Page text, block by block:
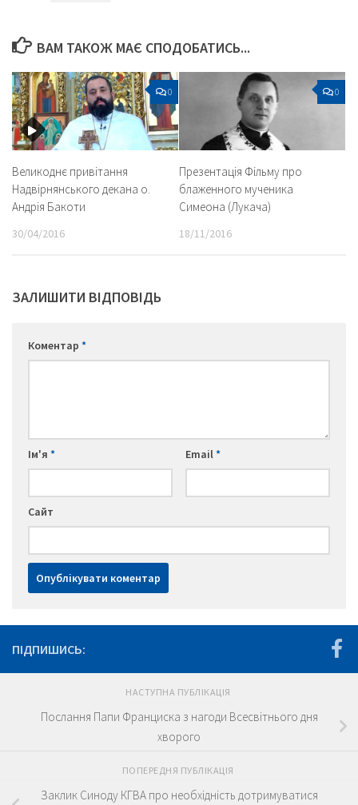
ВАМ ТАКОЖ МАЄ СПОДОБАТИСЬ...
0
Великоднє привітання
Надвірнянського декана о.
Андрія Бакоти
30/04/2016
0
Презентація Фільму про
блаженного мученика
Симеона (Лукача)
18/11/2016
ЗАЛИШИТИ ВІДПОВІДЬ
Коментар *
Ім'я * Email*
Сайт
ПІДПИШИСЬ:
НАСТУПНА ПУБЛІКАЦІЯ
Послання Папи Франциска з нагоди Всесвітнього дня
хворого
ПОПЕРЕДНЯ ПУБЛІКАЦІЯ
Заклик Синоду КГВА про необхідність дотримуватися